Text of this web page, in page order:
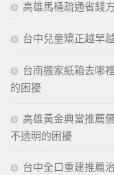
高雄馬桶疏通省錢
台中兒童矯正越早
台南搬家紙箱去哪
的困擾
高雄黃金典當推薦
不透明的困擾
台中全口重建推薦